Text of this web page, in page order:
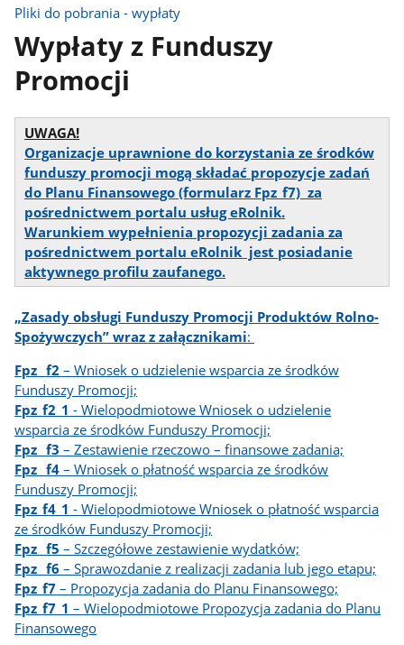
Pliki do pobrania - wypłaty
Wypłaty z Funduszy
Promocji
UWAGA!
Organizacje uprawnione do korzystania ze środków
funduszy promocji mogą składać propozycje zadań
do Planu Finansowego (formularz Fpz_f7) za
pośrednictwem portalu usług eRolnik.
Warunkiem wypełnienia propozycji zadania za
pośrednictwem portalu eRolnik jest posiadanie
aktywnego profilu zaufanego.
„Zasady obsługi Funduszy Promocji Produktów Rolno-
Spożywczych” wraz z załącznikami:
Fpz _f2 – Wniosek o udzielenie wsparcia ze środków
Funduszy Promocji;
Fpz_f2_1 - Wielopodmiotowe Wniosek o udzielenie
wsparcia ze środków Funduszy Promocji;
Fpz _f3 – Zestawienie rzeczowo – finansowe zadania;
Fpz _f4 – Wniosek o płatność wsparcia ze środków
Funduszy Promocji;
Fpz_f4_1 - Wielopodmiotowe Wniosek o płatność wsparcia
ze środków Funduszy Promocji;
Fpz _f5 – Szczegółowe zestawienie wydatków;
Fpz _f6– Sprawozdanie z realizacji zadania lub jego etapu;
Fpz_f7 – Propozycja zadania do Planu Finansowego;
Fpz_f7_1 – Wielopodmiotowe Propozycja zadania do Planu
Finansowego